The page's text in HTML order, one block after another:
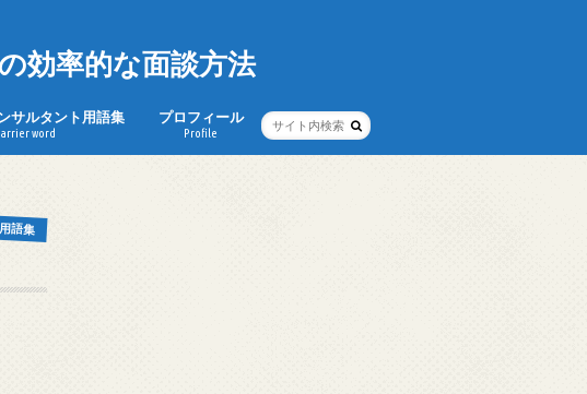
効率的な面談方法
サルタント用語集
word
プロフィール
Profile
語集